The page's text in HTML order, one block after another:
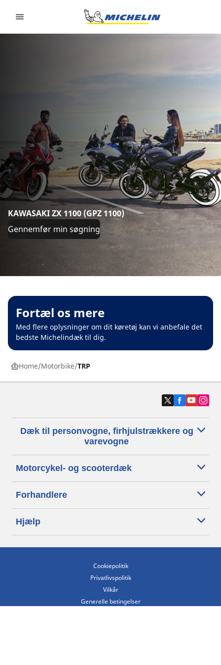
KAWASAKI ZX 1100 (GPZ 1100)
Gennemfør min søgning
Fortæl os mere
Med flere oplysninger om dit køretøj kan vi anbefale det
bedste Michelindæk til dig.
Home Motorbike TRP
Dæk til personvogne, firhjulstrækkere og
varevogne
Motorcykel- og scooterdæk
Forhandlere
Hjælp
Cookiepolitik
Privatlivspolitik
Vilkår
Generelle betingelser